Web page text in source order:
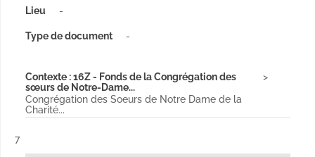
Lieu -
Type de document -
Contexte : 16Z - Fonds de la Congrégation des
sœurs de Notre-Dame...
Congrégation des Soeurs de Notre Dame de la
Charité...
Résultat n°
7